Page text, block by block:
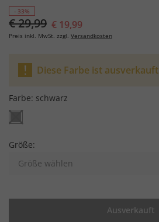
- 33%
€ 29,99 € 19,99
Preis inkl. MwSt. zzgl. Versandkosten
Diese Farbe ist ausverkauft
Farbe: schwarz
Größe:
Größe wählen
Ausverkauft